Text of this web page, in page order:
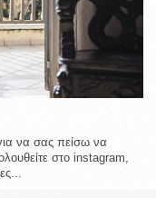
να σας πείσω να
στο instagram,